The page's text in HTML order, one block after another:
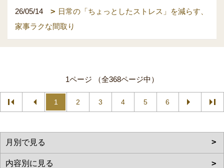
26/05/14
日常の「ちょっとしたストレス」を減らす、
家事ラクな間取り
1ページ （全368ページ中）
1 2 3 4 5 6